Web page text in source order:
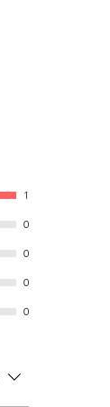
1
0
0
0
0